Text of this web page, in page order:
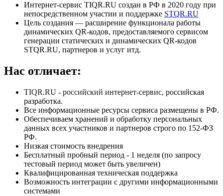
Интернет-сервис TIQR.RU создан в РФ в 2020 году при
непосредственном участии и поддержке STQR.RU
Цель создания — расширение функционала работы
динамических QR-кодов, предоставляемого сервисом
генерации статических и динамических QR-кодов
STQR.RU, партнеров и услуг итд.
Нас отличает:
TIQR.RU - российский интернет-сервис, российская
разработка.
Все информационные ресурсы сервиса размещены в РФ.
Обеспечиваем хранений и обработку персональных
данных всех участников и партнеров строго по 152-ФЗ
РФ.
Низкая стоимость внедрения
Бесплатный пробный период - 1 неделя (по запросу
тестовый период может быть увеличен)
Квалифицированная техническая поддержка
Возможность интеграции с другими информационными
системами